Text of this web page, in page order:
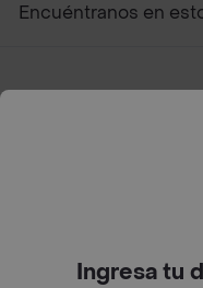
Encuéntranos en
Ingresa tu